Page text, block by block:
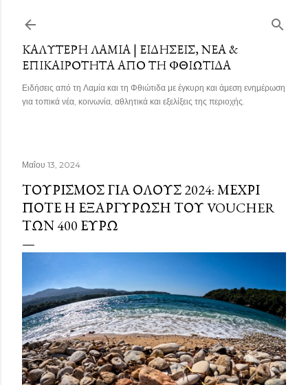
ΚΑΛΎΤΕΡΗ ΛΑΜΊΑ | ΕΙΔΉΣΕΙΣ, ΝΈΑ &
ΕΠΙΚΑΙΡΌΤΗΤΑ ΑΠΌ ΤΗ ΦΘΙΏΤΙΔΑ
Ειδήσεις από τη Λαμία και τη Φθιώτιδα με έγκυρη και άμεση ενημέρωση
για τοπικά νέα, κοινωνία, αθλητικά και εξελίξεις της περιοχής.
Μαΐου 13, 2024
ΤΟΥΡΙΣΜΌΣ ΓΙΑ ΌΛΟΥΣ 2024: ΜΈΧΡΙ
ΠΌΤΕ Η ΕΞΑΡΓΎΡΩΣΗ ΤΟΥ VOUCHER
ΤΩΝ 400 ΕΥΡΏ